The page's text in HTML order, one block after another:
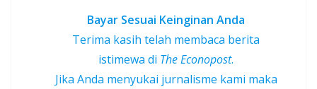
Bayar Sesuai Keinginan Anda
Terima kasih telah membaca berita
istimewa di The Econopost.
Jika Anda menyukai jurnalisme kami maka